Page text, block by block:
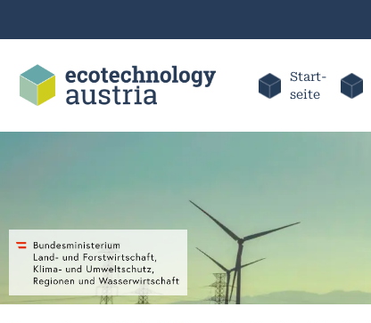
Start-
seite